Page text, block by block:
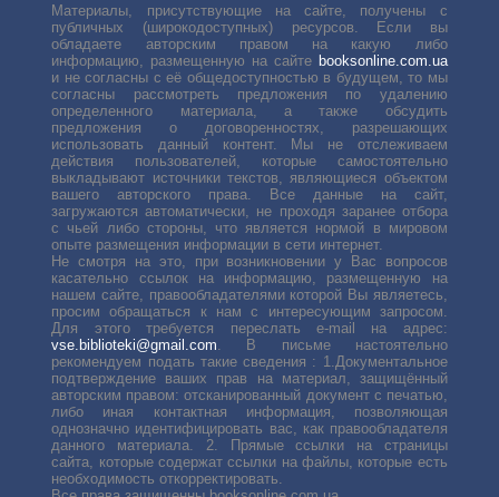
Материалы, присутствующие на сайте, получены с
публичных (широкодоступных) ресурсов. Если вы
обладаете авторским правом на какую либо
информацию, размещенную на сайте booksonline.com.ua
и не согласны с её общедоступностью в будущем, то мы
согласны рассмотреть предложения по удалению
определенного материала, а также обсудить
предложения о договоренностях, разрешающих
использовать данный контент. Мы не отслеживаем
действия пользователей, которые самостоятельно
выкладывают источники текстов, являющиеся объектом
вашего авторского права. Все данные на сайт,
загружаются автоматически, не проходя заранее отбора
с чьей либо стороны, что является нормой в мировом
опыте размещения информации в сети интернет.
Не смотря на это, при возникновении у Вас вопросов
касательно ссылок на информацию, размещенную на
нашем сайте, правообладателями которой Вы являетесь,
просим обращаться к нам с интересующим запросом.
Для этого требуется переслать е-mail на адрес:
vse.biblioteki@gmail.com . В письме настоятельно
рекомендуем подать такие сведения : 1.Документальное
подтверждение ваших прав на материал, защищённый
авторским правом: отсканированный документ с печатью,
либо иная контактная информация, позволяющая
однозначно идентифицировать вас, как правообладателя
данного материала. 2. Прямые ссылки на страницы
сайта, которые содержат ссылки на файлы, которые есть
необходимость откорректировать.